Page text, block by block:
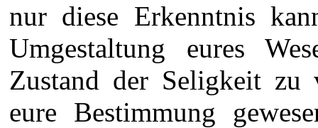
nur diese Erkenntnis
Umgestaltung eures
Zustand der Seligkeit zu
eure Bestimmung